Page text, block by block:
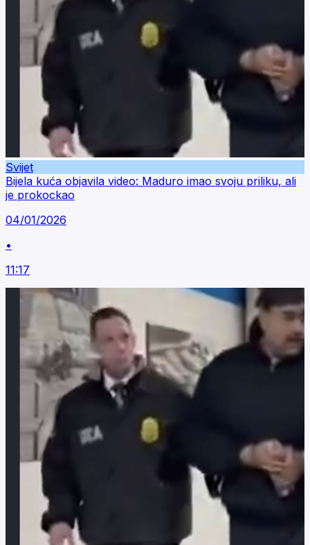
Svijet
Bijela kuća objavila video: Maduro imao svoju priliku, ali
je prokockao
04/01/2026
•
11:17